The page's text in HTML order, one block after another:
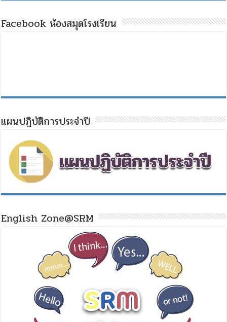
Facebook ห้องสมุดโรงเรียน
แผนปฏิบัติการประจำปี
English Zone@SRM